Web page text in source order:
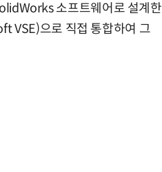
소프트웨어로 설계한
VSE)으로 직접 통합하여 그